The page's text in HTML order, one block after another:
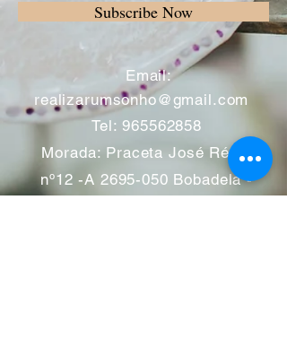
Subscribe Now
Email:
realizarumsonho@gmail.com
Tel: 965562858
Morada: Praceta José Régio
nº12 -A 2695-050 Bobadela -